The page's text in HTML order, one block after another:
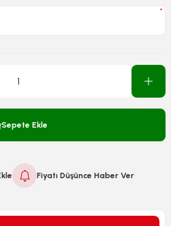
*
Sepete Ekle
Fiyatı Düşünce Haber Ver